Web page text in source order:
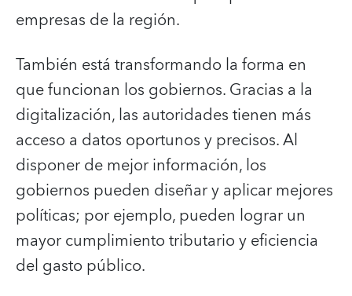
empresas de la región.
También está transformando la forma en
que funcionan los gobiernos. Gracias a la
digitalización, las autoridades tienen más
acceso a datos oportunos y precisos. Al
disponer de mejor información, los
gobiernos pueden diseñar y aplicar mejores
políticas; por ejemplo, pueden lograr un
mayor cumplimiento tributario y eficiencia
del gasto público.